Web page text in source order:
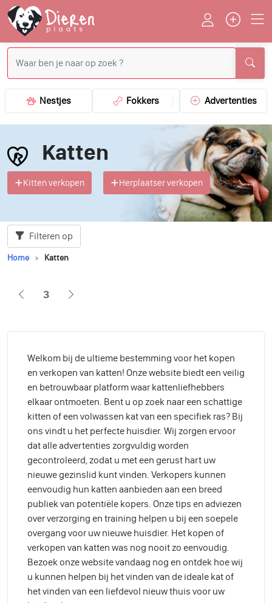
Nestjes Fokkers Advertenties
Katten
Kitten verkopen Herplaatser verkopen
Filteren op
Home Katten
3
Welkom bij de ultieme bestemming voor het kopen
en verkopen van katten! Onze website biedt een veilig
en betrouwbaar platform waar kattenliefhebbers
elkaar ontmoeten. Bent u op zoek naar een schattige
kitten of een volwassen kat van een specifiek ras? Bij
ons vindt u het perfecte huisdier. Wij zorgen ervoor
dat alle advertenties zorgvuldig worden
gecontroleerd, zodat u met een gerust hart uw
nieuwe gezinslid kunt vinden. Verkopers kunnen
eenvoudig hun katten aanbieden aan een breed
publiek van potentiële kopers. Onze tips en adviezen
over verzorging en training helpen u bij een soepele
overgang voor uw nieuwe huisdier. Het kopen of
verkopen van katten was nog nooit zo eenvoudig.
Bezoek onze website vandaag nog en ontdek hoe wij
u kunnen helpen bij het vinden van de ideale kat of
het vinden van een liefdevol nieuw thuis voor uw